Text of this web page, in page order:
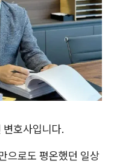
호사입니다.
으로도 평온했던 일상